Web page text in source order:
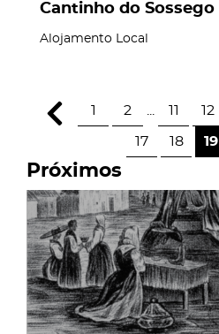
Cantinho do Sossego
Alojamento Local
1 2 11 12
17 18 19
Próximos